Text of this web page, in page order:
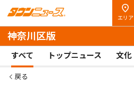
エリア
神奈川区版
すべて トップニュース 文化
戻る